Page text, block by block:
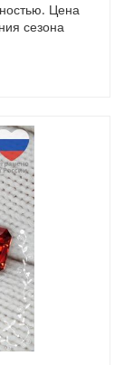
Цена
сезона